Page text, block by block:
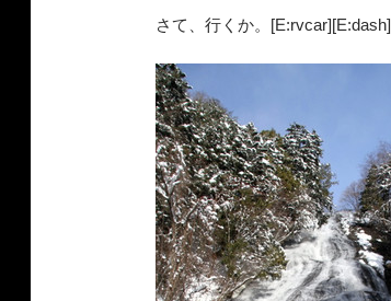
さて、行くか。[E:rvcar][E:dash]